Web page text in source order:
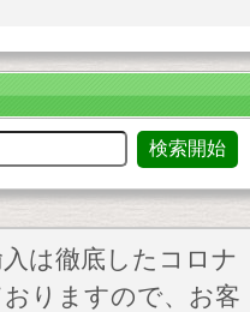
は徹底したコロナ
りますので、お客